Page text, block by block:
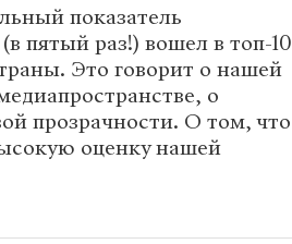
показатель
пятый раз!) вошел в топ-10
Это говорит о нашей
о
прозрачности. О том, что
оценку нашей